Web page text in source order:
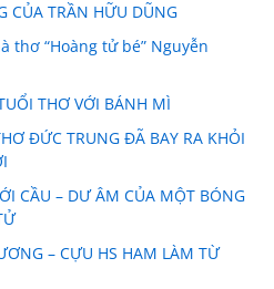
CỦA TRẦN HỮU DŨNG
thơ “Hoàng tử bé” Nguyễn
THƠ VỚI BÁNH MÌ
ĐỨC TRUNG ĐÃ BAY RA KHỎI
CẦU – DƯ ÂM CỦA MỘT BÓNG
– CỰU HS HAM LÀM TỪ